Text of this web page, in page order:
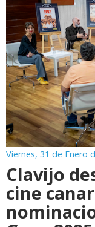
Viernes, 31 de Enero
Clavijo
cine